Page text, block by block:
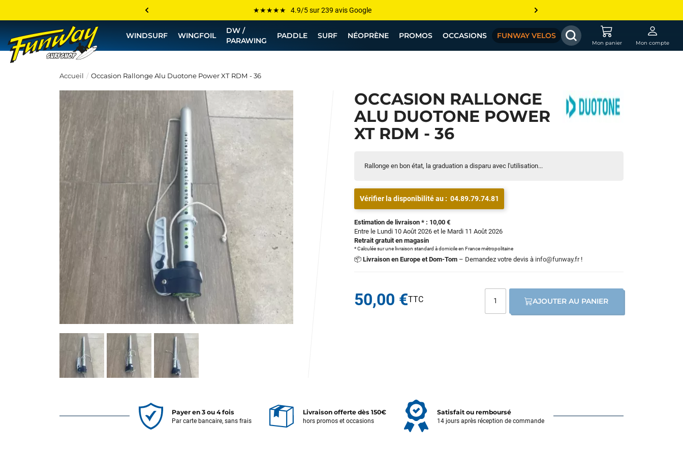
Les plus grandes marques sont chez Funway
Jusqu’à -75% de remise sur le windsurf, wingfoil, etc...
💰 Meilleur prix garanti — Moins cher ailleurs ? On s’aligne !
WINDSURF WINGFOIL
DW /
PARAWING
PADDLE SURF NÉOPRÈNE PROMOS OCCASIONS FUNWAY VELOS
Mon panier Mon compte
Accueil Occasion Rallonge Alu Duotone Power XT RDM - 36
OCCASION RALLONGE
ALU DUOTONE POWER
XT RDM - 36
Rallonge en bon état, la graduation a disparu avec l'utilisation...
Vérifier la disponibilité au : 04.89.79.74.81
Estimation de livraison * : 10,00 €
Entre le Lundi 10 Août 2026 et le Mardi 11 Août 2026
Retrait gratuit en magasin
* Calculée sur une livraison standard à domicile en France métropolitaine
📦 Livraison en Europe et Dom-Tom – Demandez votre devis à info@funway.fr!
50,00 € AJOUTER AU PANIER
Payer en 3 ou 4 fois
Par carte bancaire, sans frais
Livraison offerte dès 150€
hors promos et occasions
Satisfait ou remboursé
14 jours après réception de commande